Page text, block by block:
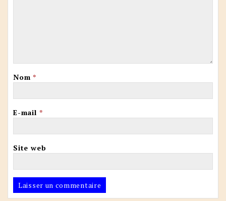
Nom*
E-mail *
Site web